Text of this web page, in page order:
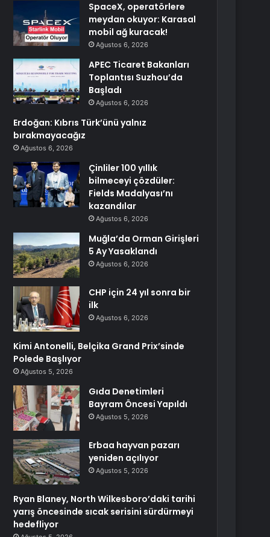
SpaceX, operatörlere
meydan okuyor: Karasal
mobil ağ kuracak!
Ağustos 6, 2026
APEC Ticaret Bakanları
Toplantısı Suzhou’da
Başladı
Ağustos 6, 2026
Erdoğan: Kıbrıs Türk’ünü yalnız
bırakmayacağız
Ağustos 6, 2026
Çinliler 100 yıllık
bilmeceyi çözdüler:
Fields Madalyası’nı
kazandılar
Ağustos 6, 2026
Muğla’da Orman Girişleri
5 Ay Yasaklandı
Ağustos 6, 2026
CHP için 24 yıl sonra bir
ilk
Ağustos 6, 2026
Kimi Antonelli, Belçika Grand Prix’sinde
Polede Başlıyor
Ağustos 5, 2026
Gıda Denetimleri
Bayram Öncesi Yapıldı
Ağustos 5, 2026
Erbaa hayvan pazarı
yeniden açılıyor
Ağustos 5, 2026
Ryan Blaney, North Wilkesboro’daki tarihi
yarış öncesinde sıcak serisini sürdürmeyi
hedefliyor